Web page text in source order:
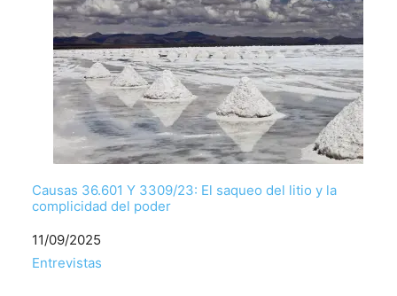
Causas 36.601 Y 3309/23: El saqueo del litio y la
complicidad del poder
Fecha
11/09/2025
Respecto a
Entrevistas